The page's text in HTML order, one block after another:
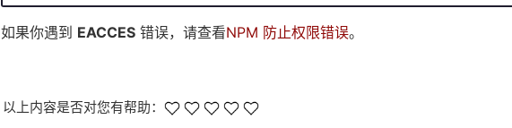
如果你遇到 EACCES 错误，请查看NPM 防止权限错误。
以上内容是否对您有帮助：